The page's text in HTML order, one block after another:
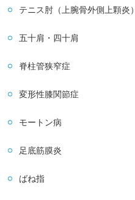
テニス肘（上腕骨外側上顆炎）
五十肩・四十肩
脊柱管狭窄症
変形性膝関節症
モートン病
足底筋膜炎
ばね指